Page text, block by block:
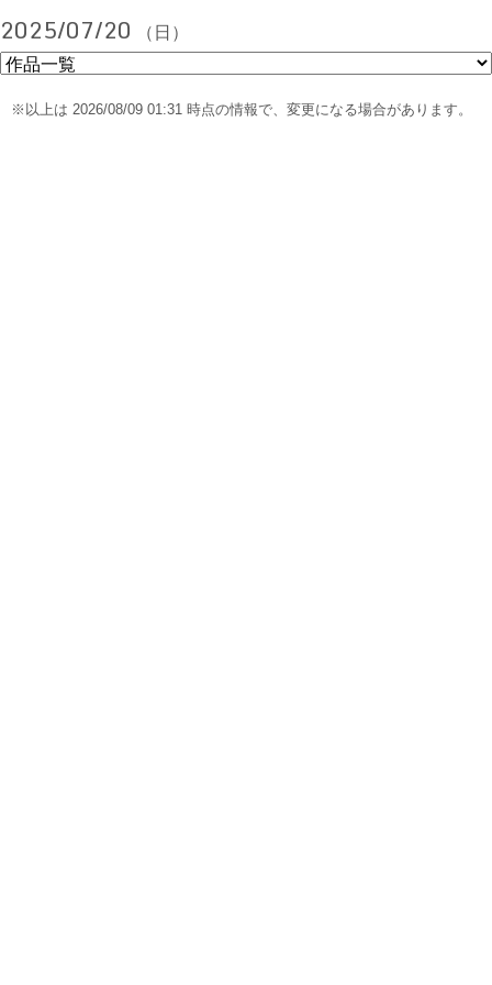
2025/07/20 （日）
※以上は 2026/08/09 01:31 時点の情報で、変更になる場合があります。